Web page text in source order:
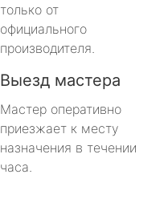
только от
официального
производителя.
Выезд мастера
Мастер оперативно
приезжает к месту
назначения в течении
часа.